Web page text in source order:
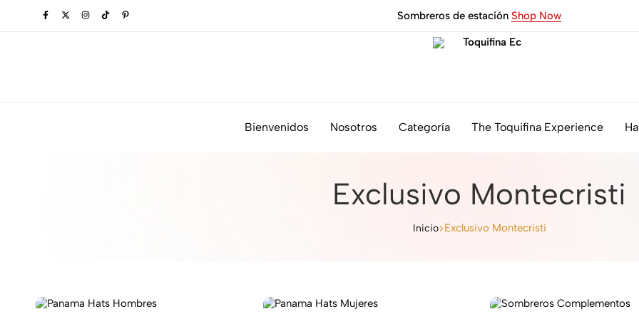
Sombreros de estación Shop Now
Sombreros
Montecristi,
Ecuador.
Bienvenidos Nosotros Categoría The Toquifina Experience
Exclusivo Montecristi
Inicio Exclusivo Montecristi